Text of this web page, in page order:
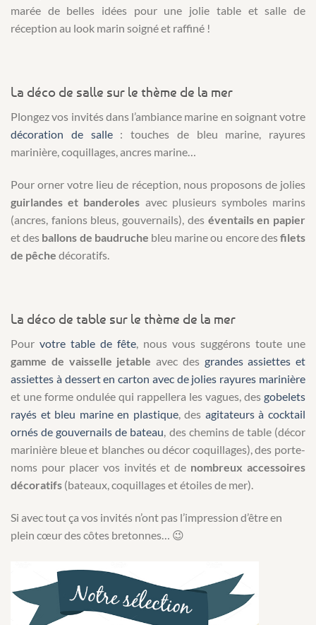
marée de belles idées pour une jolie table et salle de
réception au look marin soigné et raffiné !
La déco de salle sur le thème de la mer
Plongez vos invités dans l’ambiance marine en soignant votre
décoration de salle: touches de bleu marine, rayures
marinière, coquillages, ancres marine…
Pour orner votre lieu de réception, nous proposons de jolies
guirlandes et banderoles avec plusieurs symboles marins
(ancres, fanions bleus, gouvernails), des éventails en papier
et des ballons de baudruche bleu marine ou encore desfilets
de pêche décoratifs.
La déco de table sur le thème de la mer
Pour votre table de fête , nous vous suggérons toute une
gamme de vaisselle jetable avec des grandes assiettes et
assiettes à dessert en carton avec de jolies rayures marinière
et une forme ondulée qui rappellera les vagues, des gobelets
rayés et bleu marine en plastique, des agitateurs à cocktail
ornés de gouvernails de bateau , des chemins de table (décor
marinière bleue et blanches ou décor coquillages), des porte-
noms pour placer vos invités et de nombreux accessoires
décoratifs (bateaux, coquillages et étoiles de mer).
Si avec tout ça vos invités n’ont pas l’impression d’être en
plein cœur des côtes bretonnes… 😉